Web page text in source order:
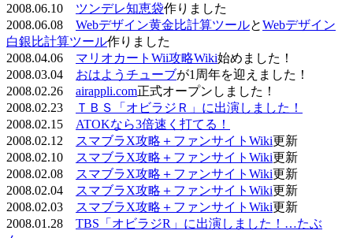
2008.06.10 ツンデレ知恵袋作りました
2008.06.08 Webデザイン黄金比計算ツールとWebデザイン
白銀比計算ツール作りました
2008.04.06 マリオカートWii攻略Wiki始めました！
2008.03.04 おはようチューブが1周年を迎えました！
2008.02.26 airappli.com正式オープンしました！
2008.02.23
ＴＢＳ「オビラジＲ」に出演しました！
2008.02.15 ATOKなら3倍速く打てる！
2008.02.12
スマブラX攻略＋ファンサイトWiki更新
2008.02.10
スマブラX攻略＋ファンサイトWiki更新
2008.02.08
スマブラX攻略＋ファンサイトWiki更新
2008.02.04
スマブラX攻略＋ファンサイトWiki更新
2008.02.03
スマブラX攻略＋ファンサイトWiki更新
2008.01.28 TBS「オビラジR」に出演しました！…たぶ